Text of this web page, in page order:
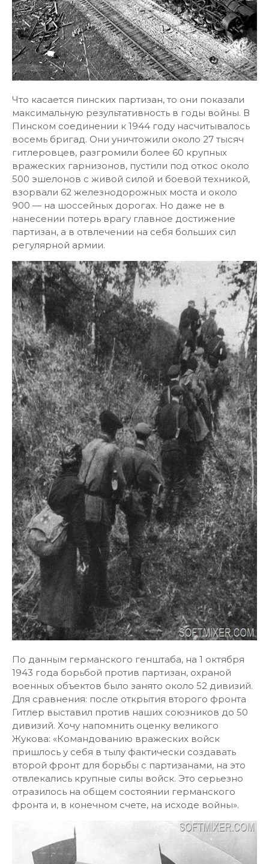
Что касается пинских партизан, то они показали
максимальную результативность в годы войны. В
Пинском соединении к 1944 году насчитывалось
восемь бригад. Они уничтожили около 27 тысяч
гитлеровцев, разгромили более 60 крупных
вражеских гарнизонов, пустили под откос около
500 эшелонов с живой силой и боевой техникой,
взорвали 62 железнодорожных моста и около
900 — на шоссейных дорогах. Но даже не в
нанесении потерь врагу главное достижение
партизан, а в отвлечении на себя больших сил
регулярной армии.
По данным германского генштаба, на 1 октября
1943 года борьбой против партизан, охраной
военных объектов было занято около 52 дивизий.
Для сравнения: после открытия второго фронта
Гитлер выставил против наших союзников до 50
дивизий. Хочу напомнить оценку великого
Жукова: «Командованию вражеских войск
пришлось у себя в тылу фактически создавать
второй фронт для борьбы с партизанами, на это
отвлекались крупные силы войск. Это серьезно
отразилось на общем состоянии германского
фронта и, в конечном счете, на исходе войны».